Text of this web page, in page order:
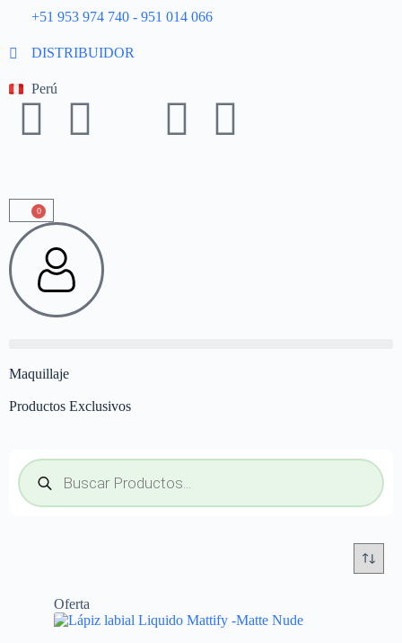
+51 953 974 740 - 951 014 066
DISTRIBUIDOR
Perú
0
Maquillaje
Productos Exclusivos
Oferta